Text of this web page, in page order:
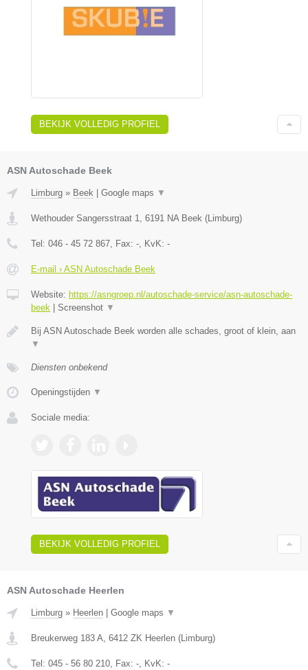
BEKIJK VOLLEDIG PROFIEL
ASN Autoschade Beek
Limburg » Beek Google maps ▼
Wethouder Sangersstraat 1 6191 NA Beek ( Limburg)
Tel: 046 - 45 72 867 , Fax: - , KvK: -
E-mail › ASN Autoschade Beek
Website: https://asngroep.nl/autoschade-service/asn-autoschade-
beek
Screenshot ▼
Bij ASN Autoschade Beek worden alle schades, groot of klein, aan
▼
Diensten onbekend
Openingstijden ▼
Sociale media:
BEKIJK VOLLEDIG PROFIEL
ASN Autoschade Heerlen
Limburg » Heerlen Google maps ▼
Breukerweg 183 A, 6412 ZK Heerlen (Limburg)
Tel: 045 - 56 80 210, Fax: -, KvK: -